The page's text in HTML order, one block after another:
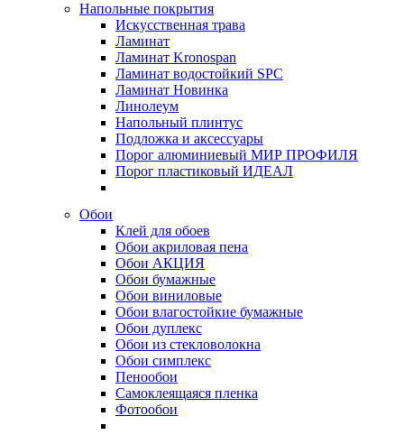
Напольные покрытия
Искусственная трава
Ламинат
Ламинат Kronospan
Ламинат водостойкий SPC
Ламинат Новинка
Линолеум
Напольный плинтус
Подложка и аксессуары
Порог алюминиевый МИР ПРОФИЛЯ
Порог пластиковый ИДЕАЛ
Обои
Клей для обоев
Обои акриловая пена
Обои АКЦИЯ
Обои бумажные
Обои виниловые
Обои влагостойкие бумажные
Обои дуплекс
Обои из стекловолокна
Обои симплекс
Пенообои
Самоклеящаяся пленка
Фотообои